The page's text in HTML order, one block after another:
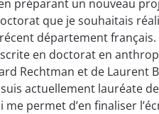
préparant un nouveau
que je souhaitais
département français.
en doctorat en
Rechtman et de Laurent
suis actuellement lauréate
me permet d’en finaliser